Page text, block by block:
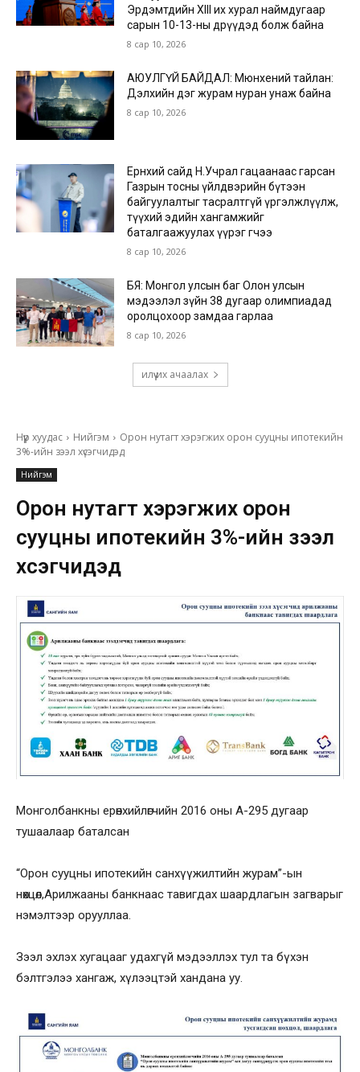
Эрдэмтдийн XIII их хурал наймдугаар
сарын 10-13-ны өдрүүдэд болж байна
8 сар 10, 2026
АЮУЛГҮЙ БАЙДАЛ: Мюнхений тайлан:
Дэлхийн дэг журам нуран унаж байна
8 сар 10, 2026
Ерөнхий сайд Н.Учрал гацаанаас гарсан
Газрын тосны үйлдвэрийн бүтээн
байгуулалтыг тасралтгүй үргэлжлүүлж,
түүхий эдийн хангамжийг
баталгаажуулах үүрэг өгчээ
8 сар 10, 2026
БЯ: Монгол улсын баг Олон улсын
мэдээлэл зүйн 38 дугаар олимпиадад
оролцохоор замдаа гарлаа
8 сар 10, 2026
илүү их ачаалах